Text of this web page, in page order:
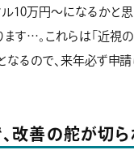
10万円〜になるかと
ます…。これらは「近
なるので、来年必ず申請
改善の舵が切ら